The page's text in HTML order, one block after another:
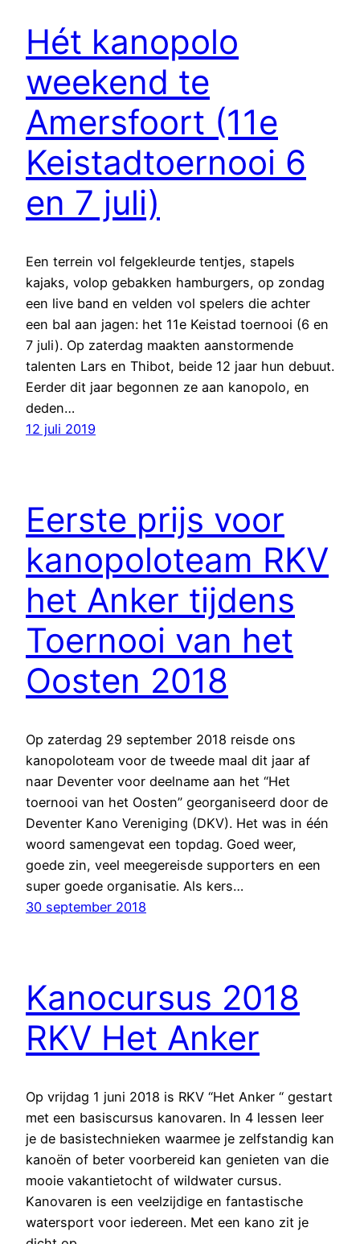
Hét kanopolo
weekend te
Amersfoort (11e
Keistadtoernooi 6
en 7 juli)
Een terrein vol felgekleurde tentjes, stapels
kajaks, volop gebakken hamburgers, op zondag
een live band en velden vol spelers die achter
een bal aan jagen: het 11e Keistad toernooi (6 en
7 juli). Op zaterdag maakten aanstormende
talenten Lars en Thibot, beide 12 jaar hun debuut.
Eerder dit jaar begonnen ze aan kanopolo, en
deden…
12 juli 2019
Eerste prijs voor
kanopoloteam RKV
het Anker tijdens
Toernooi van het
Oosten 2018
Op zaterdag 29 september 2018 reisde ons
kanopoloteam voor de tweede maal dit jaar af
naar Deventer voor deelname aan het “Het
toernooi van het Oosten” georganiseerd door de
Deventer Kano Vereniging (DKV). Het was in één
woord samengevat een topdag. Goed weer,
goede zin, veel meegereisde supporters en een
super goede organisatie. Als kers…
30 september 2018
Kanocursus 2018
RKV Het Anker
Op vrijdag 1 juni 2018 is RKV “Het Anker “ gestart
met een basiscursus kanovaren. In 4 lessen leer
je de basistechnieken waarmee je zelfstandig kan
kanoën of beter voorbereid kan genieten van die
mooie vakantietocht of wildwater cursus.
Kanovaren is een veelzijdige en fantastische
watersport voor iedereen. Met een kano zit je